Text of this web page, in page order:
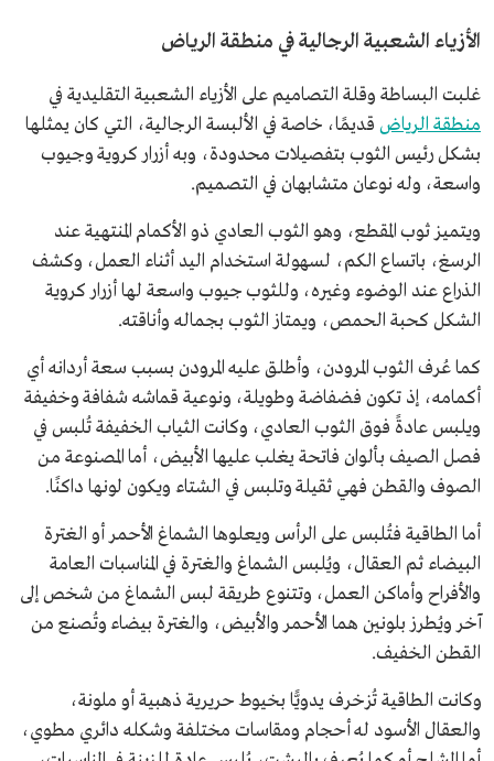
الأزياء الشعبية الرجالية في منطقة الرياض
غلبت البساطة وقلة التصاميم على الأزياء الشعبية التقليدية في
منطقة الرياض قديمًا، خاصة في الألبسة الرجالية، التي كان يمثلها
بشكل رئيس الثوب بتفصيلات محدودة، وبه أزرار كروية وجيوب
واسعة، وله نوعان متشابهان في التصميم.
ويتميز ثوب المقطع، وهو الثوب العادي ذو الأكمام المنتهية عند
الرسغ، باتساع الكم، لسهولة استخدام اليد أثناء العمل، وكشف
الذراع عند الوضوء وغيره، وللثوب جيوب واسعة لها أزرار كروية
الشكل كحبة الحمص، ويمتاز الثوب بجماله وأناقته.
كما عُرف الثوب المرودن، وأطلق عليه المرودن بسبب سعة أردانه أي
أكمامه، إذ تكون فضفاضة وطويلة، ونوعية قماشه شفافة وخفيفة
ويلبس عادةً فوق الثوب العادي، وكانت الثياب الخفيفة تُلبس في
فصل الصيف بألوان فاتحة يغلب عليها الأبيض، أما المصنوعة من
الصوف والقطن فهي ثقيلة وتلبس في الشتاء ويكون لونها داكنًا.
أما الطاقية فتُلبس على الرأس ويعلوها الشماغ الأحمر أو الغترة
البيضاء ثم العقال، ويُلبس الشماغ والغترة في المناسبات العامة
والأفراح وأماكن العمل، وتتنوع طريقة لبس الشماغ من شخص إلى
آخر ويُطرز بلونين هما الأحمر والأبيض، والغترة بيضاء وتُصنع من
القطن الخفيف.
وكانت الطاقية تُزخرف يدويًّا بخيوط حريرية ذهبية أو ملونة،
والعقال الأسود له أحجام ومقاسات مختلفة وشكله دائري مطوي،